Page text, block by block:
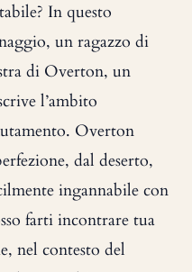
In questo
un ragazzo di
di Overton, un
l’ambito
Overton
dal deserto,
ingannabile con
farti incontrare tua
nel contesto del